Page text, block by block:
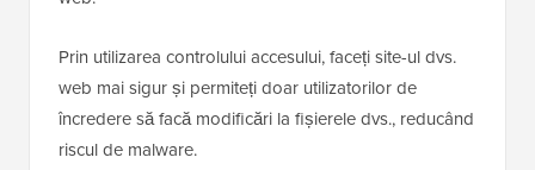
Prin utilizarea controlului accesului, faceți site-ul dvs.
web mai sigur și permiteți doar utilizatorilor de
încredere să facă modificări la fișierele dvs., reducând
riscul de malware.